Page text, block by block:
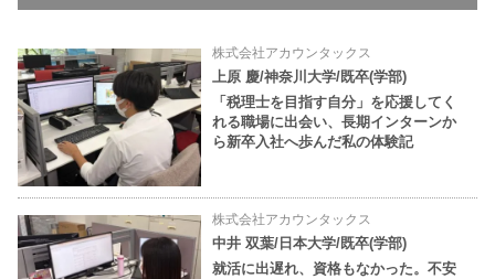
株式会社アカウンタックス
上原 慶/神奈川大学/既卒(学部)
「税理士を目指す自分」を応援してく
れる職場に出会い、長期インターンか
ら新卒入社へ歩んだ私の体験記
株式会社アカウンタックス
中井 双葉/日本大学/既卒(学部)
就活に出遅れ、資格もなかった。不安